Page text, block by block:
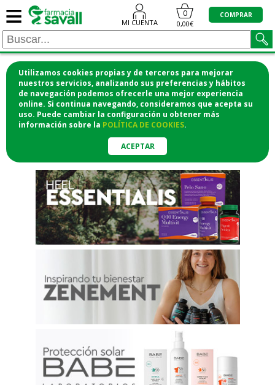
Utilizamos cookies propias y de terceros para mejorar
nuestros servicios, analizando sus preferencias y hábitos
de navegación podemos ofrecerle una mejor experiencia
online. Si continua navegando, consideramos que acepta su
uso. Puede cambiar la configuración u obtener más
información sobre la POLÍTICA DE COOKIES.
ACEPTAR
≡ MI CUENTA
0
0,00€
COMPRAR
¡COMPRA CÓMODAMENTE
DESDE CASA Y RECOGE EN LA
FARMACIA!o si lo prefieres te lo mandamos
a casa